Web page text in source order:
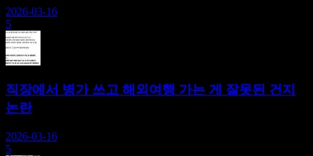
2026-03-16
5
직장에서 병가 쓰고 해외여행 가는 게 잘못된 건지
논란
2026-03-16
5